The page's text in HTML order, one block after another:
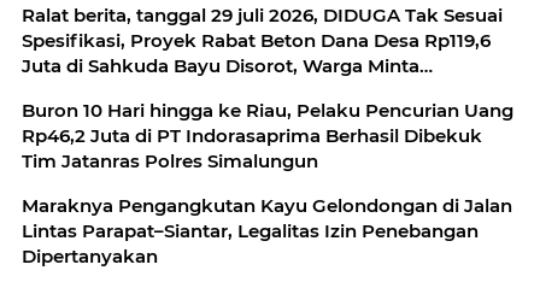
Ralat berita, tanggal 29 juli 2026, DIDUGA Tak Sesuai
Spesifikasi, Proyek Rabat Beton Dana Desa Rp119,6
Juta di Sahkuda Bayu Disorot, Warga Minta
Buron 10 Hari hingga ke Riau, Pelaku Pencurian Uang
Rp46,2 Juta di PT Indorasaprima Berhasil Dibekuk
Tim Jatanras Polres Simalungun
Maraknya Pengangkutan Kayu Gelondongan di Jalan
Lintas Parapat–Siantar, Legalitas Izin Penebangan
Dipertanyakan